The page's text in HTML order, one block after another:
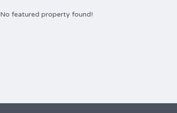
No featured property found!